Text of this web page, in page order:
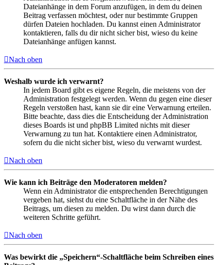
Dateianhänge in dem Forum anzufügen, in dem du deinen
Beitrag verfassen möchtest, oder nur bestimmte Gruppen
dürfen Dateien hochladen. Du kannst einen Administrator
kontaktieren, falls du dir nicht sicher bist, wieso du keine
Dateianhänge anfügen kannst.
Nach oben
Weshalb wurde ich verwarnt?
In jedem Board gibt es eigene Regeln, die meistens von der
Administration festgelegt werden. Wenn du gegen eine dieser
Regeln verstoßen hast, kann sie dir eine Verwarnung erteilen.
Bitte beachte, dass dies die Entscheidung der Administration
dieses Boards ist und phpBB Limited nichts mit dieser
Verwarnung zu tun hat. Kontaktiere einen Administrator,
sofern du die nicht sicher bist, wieso du verwarnt wurdest.
Nach oben
Wie kann ich Beiträge den Moderatoren melden?
Wenn ein Administrator die entsprechenden Berechtigungen
vergeben hat, siehst du eine Schaltfläche in der Nähe des
Beitrags, um diesen zu melden. Du wirst dann durch die
weiteren Schritte geführt.
Nach oben
Was bewirkt die „Speichern“-Schaltfläche beim Schreiben eines